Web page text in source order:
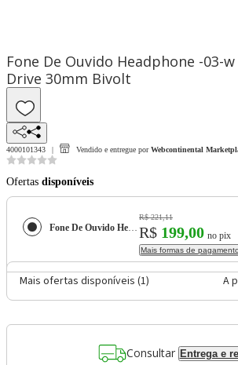
Fone De Ouvido Headphone -03-
Drive 30mm Bivolt
4000101343 Vendido e entregue por Webcontinental
Ofertas disponíveis
Fone De Ouvido Headphone -03-w Bluetooth Drive 30mm Bivolt
R$ 221,11
R$ 199,00 no pix
Mais formas de pagamento
Mais ofertas disponíveis (1) A
Consultar Entrega e